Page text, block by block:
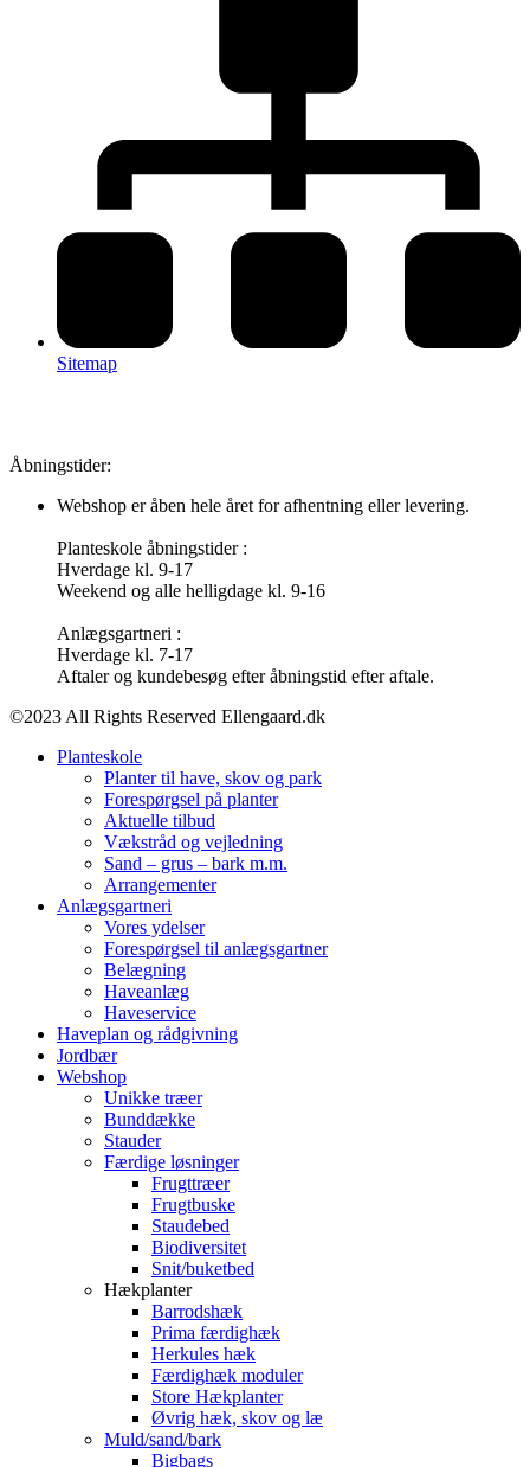
Sitemap
Åbningstider:
Webshop er åben hele året for afhentning eller levering.
Planteskole åbningstider :
Hverdage kl. 9-17
Weekend og alle helligdage kl. 9-16
Anlægsgartneri :
Hverdage kl. 7-17
Aftaler og kundebesøg efter åbningstid efter aftale.
©2023 All Rights Reserved Ellengaard.dk
Planteskole
Planter til have, skov og park
Forespørgsel på planter
Aktuelle tilbud
Vækstråd og vejledning
Sand – grus – bark m.m.
Arrangementer
Anlægsgartneri
Vores ydelser
Forespørgsel til anlægsgartner
Belægning
Haveanlæg
Haveservice
Haveplan og rådgivning
Jordbær
Webshop
Unikke træer
Bunddække
Stauder
Færdige løsninger
Frugttræer
Frugtbuske
Staudebed
Biodiversitet
Snit/buketbed
Hækplanter
Barrodshæk
Prima færdighæk
Herkules hæk
Færdighæk moduler
Store Hækplanter
Øvrig hæk, skov og læ
Muld/sand/bark
Bigbags